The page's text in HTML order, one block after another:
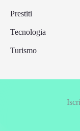
Prestiti
Tecnologia
Turismo